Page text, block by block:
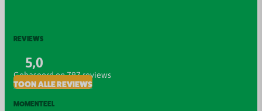
REVIEWS
5,0
Gebaseerd op 797 reviews
TOON ALLE REVIEWS
MOMENTEEL